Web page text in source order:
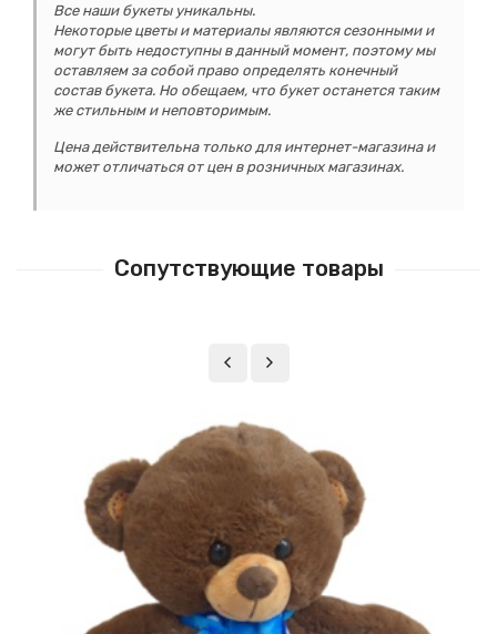
Все наши букеты уникальны.
Некоторые цветы и материалы являются сезонными и
могут быть недоступны в данный момент, поэтому мы
оставляем за собой право определять конечный
состав букета. Но обещаем, что букет останется таким
же стильным и неповторимым.
Цена действительна только для интернет-магазина и
может отличаться от цен в розничных магазинах.
Сопутствующие товары